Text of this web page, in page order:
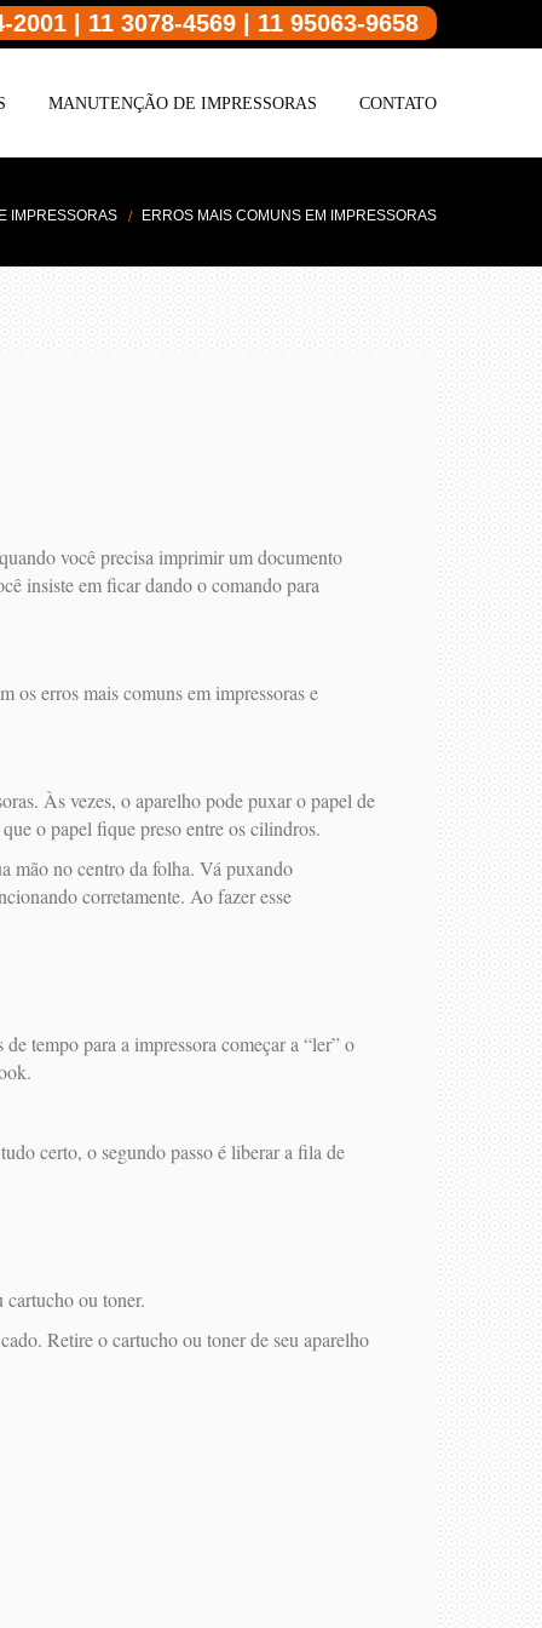
2001 | 11 3078-4569 | 11 95063-9658
MANUTENÇÃO DE IMPRESSORAS CONTATO
IMPRESSORAS ERROS MAIS COMUNS EM IMPRESSORAS
você precisa imprimir um documento
insiste em ficar dando o comando para
os erros mais comuns em impressoras e
Às vezes, o aparelho pode puxar o papel de
o papel fique preso entre os cilindros.
mão no centro da folha. Vá puxando
corretamente. Ao fazer esse
tempo para a impressora começar a “ler” o
certo, o segundo passo é liberar a fila de
cartucho ou toner.
Retire o cartucho ou toner de seu aparelho